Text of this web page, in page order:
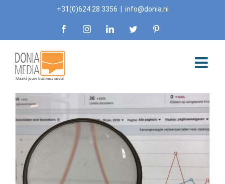
+31(0)624 28 3356 info@donia.nl
FacebookInstagramLinkedInTwitter